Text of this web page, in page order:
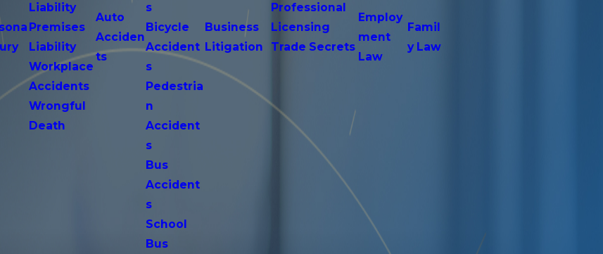
Liability
Premises
Liability
Workplace
Accidents
Wrongful
Death
Auto
Acciden
ts
s
Bicycle
Accident
s
Pedestria
n
Accident
s
Bus
Accident
s
School
Bus
Business
Litigation
Professional
Licensing
Trade Secrets
Employ
ment
Law
Famil
y Law